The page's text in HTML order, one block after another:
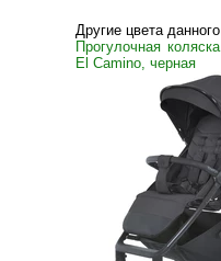
Другие цвета
Прогулочная
El Camino, черная